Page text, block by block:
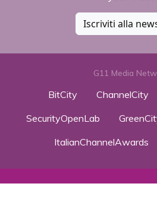
Iscriviti alla
G11 Media
BitCity ChannelCity
SecurityOpenLab
ItalianChannelAwards